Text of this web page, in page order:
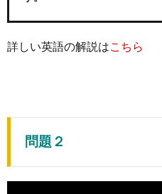
詳しい英語の解説はこちら
問題２